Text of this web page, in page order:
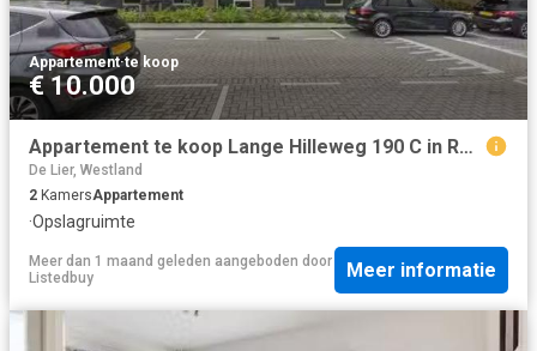
Appartement·te koop
€ 10.000
Appartement te koop Lange Hilleweg 190 C in Rotterdam voor € 2.
De Lier, Westland
2 KamersAppartement
·Opslagruimte
Meer dan 1 maand geleden aangeboden door
Listedbuy
Meer informatie